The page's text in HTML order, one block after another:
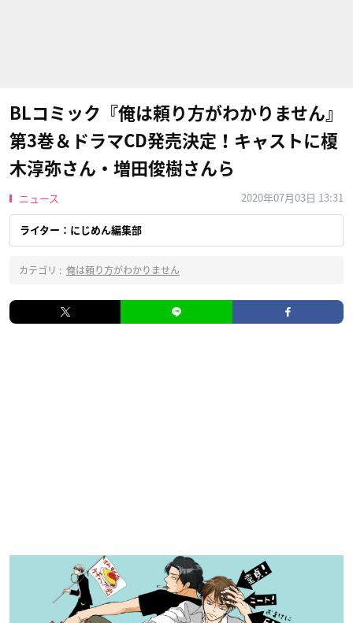
BLコミック『俺は頼り方がわかりません』
第3巻＆ドラマCD発売決定！キャストに榎
木淳弥さん・増田俊樹さんら
ニュース 2020年07月03日 13:31
ライター：にじめん編集部
カテゴリ : 俺は頼り方がわかりません